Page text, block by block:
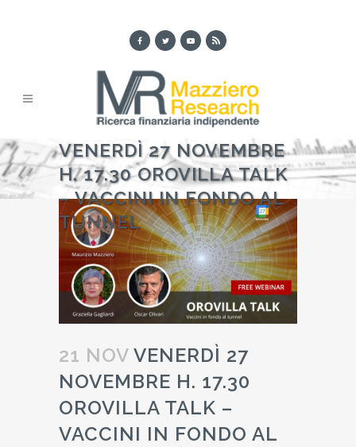
VENERDÌ 27 NOVEMBRE
H. 17.30 OROVILLA TALK
– VACCINI IN FONDO AL
TUNNEL
21 NOV VENERDÌ 27
NOVEMBRE H. 17.30
OROVILLA TALK –
VACCINI IN FONDO AL